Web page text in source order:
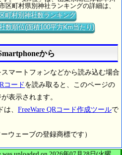
区町村県別神社ランキングの詳細は、
町村別神社数ランキング
数順位(面積100平方Km当たり)
から
マートフォンなどから読み込む場合
コード を読み取ると、このページの
表示されます。
は、 FreeWare QRコード作成ツールで
ウェーブの登録商標です）